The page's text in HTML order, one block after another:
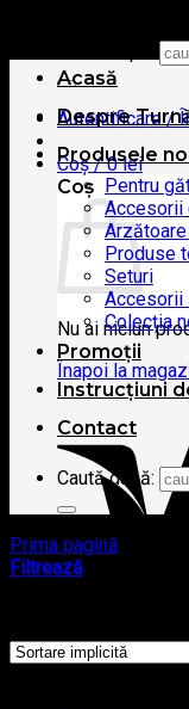
Autentificare /
Coș /0lei
Coș
Nu ai niciun
Înapoi la
Visa
Acasă
Despre
Produsele
Pentru
Accesorii
Produse
Seturi
Accesorii
Colecția
Promoţii
Instrucțiuni
Contact
Caută după:
Prima pagină
Filtrează